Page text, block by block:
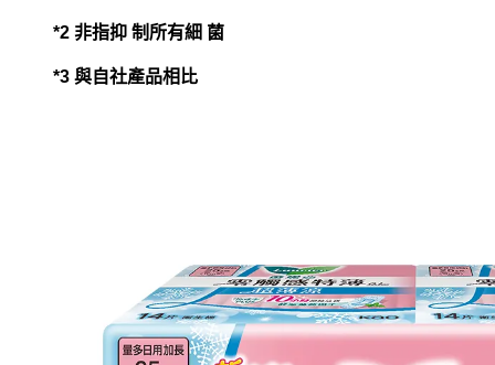
*2 非指抑 制所有細 菌
*3 與自社產品相比